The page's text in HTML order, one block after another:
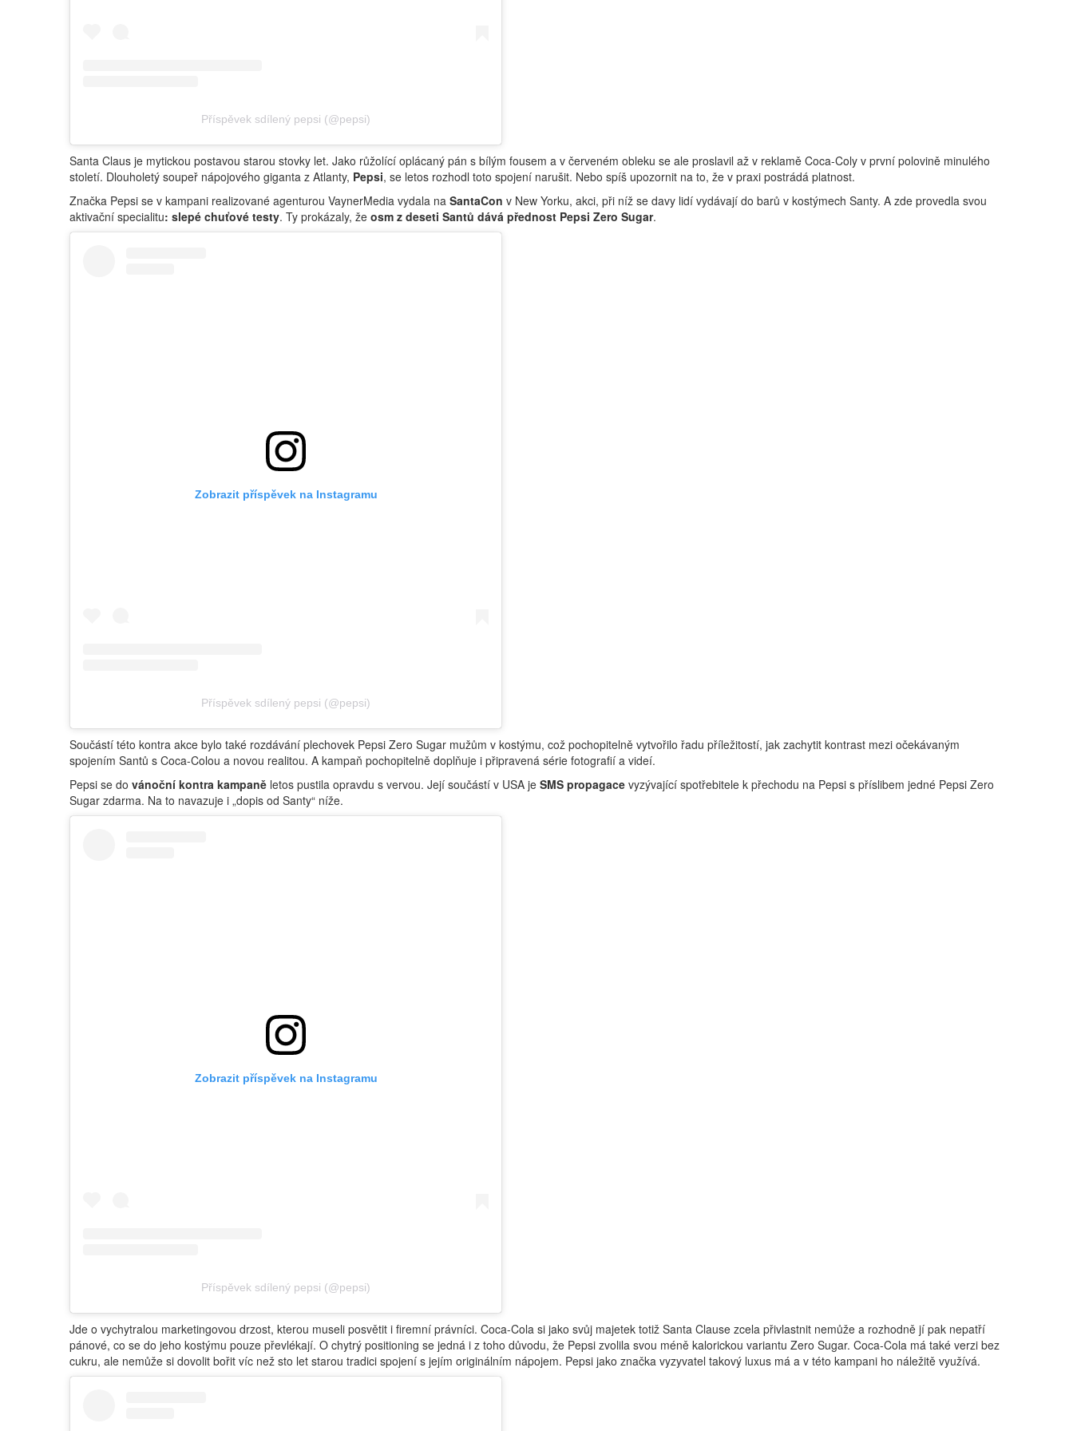
Příspěvek sdílený pepsi (@pepsi)
Santa Claus je mytickou postavou starou stovky let. Jako růžolící oplácaný pán s bílým fousem a v červeném obleku se ale proslavil až v reklamě Coca-Coly v první polovině minulého
století. Dlouholetý soupeř nápojového giganta z Atlanty, Pepsi, se letos rozhodl toto spojení narušit. Nebo spíš upozornit na to, že v praxi postrádá platnost.
Značka Pepsi se v kampani realizované agenturou VaynerMedia vydala na SantaCon v New Yorku, akci, při níž se davy lidí vydávají do barů v kostýmech Santy. A zde provedla svou
aktivační specialitu: slepé chuťové testy. Ty prokázaly, že osm z deseti Santů dává přednost Pepsi Zero Sugar.
Zobrazit příspěvek na Instagramu
Příspěvek sdílený pepsi (@pepsi)
Součástí této kontra akce bylo také rozdávání plechovek Pepsi Zero Sugar mužům v kostýmu, což pochopitelně vytvořilo řadu příležitostí, jak zachytit kontrast mezi očekávaným
spojením Santů s Coca-Colou a novou realitou. A kampaň pochopitelně doplňuje i připravená série fotografií a videí.
Pepsi se do vánoční kontra kampaně letos pustila opravdu s vervou. Její součástí v USA je SMS propagace vyzývající spotřebitele k přechodu na Pepsi s příslibem jedné Pepsi Zero
Sugar zdarma. Na to navazuje i „dopis od Santy“ níže.
Zobrazit příspěvek na Instagramu
Příspěvek sdílený pepsi (@pepsi)
Jde o vychytralou marketingovou drzost, kterou museli posvětit i firemní právníci. Coca-Cola si jako svůj majetek totiž Santa Clause zcela přivlastnit nemůže a rozhodně jí pak nepatří
pánové, co se do jeho kostýmu pouze převlékají. O chytrý positioning se jedná i z toho důvodu, že Pepsi zvolila svou méně kalorickou variantu Zero Sugar. Coca-Cola má také verzi bez
cukru, ale nemůže si dovolit bořit víc než sto let starou tradici spojení s jejím originálním nápojem. Pepsi jako značka vyzyvatel takový luxus má a v této kampani ho náležitě využívá.